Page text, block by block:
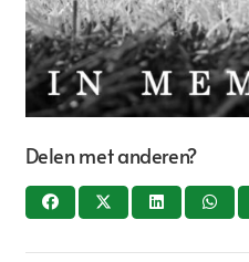
Delen met anderen?